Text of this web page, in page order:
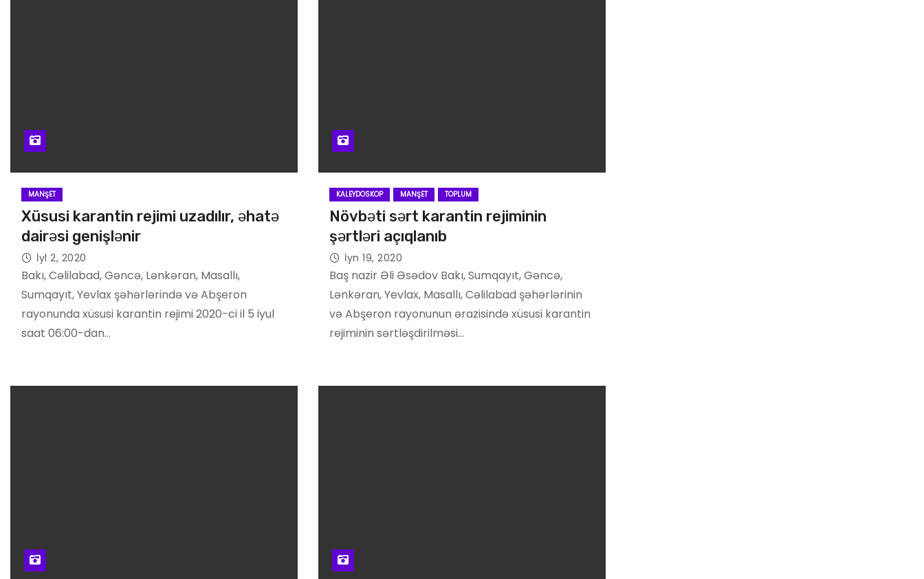
MANŞET
Xüsusi karantin rejimi uzadılır, əhatə
dairəsi genişlənir
İyl 2, 2020
Bakı, Cəlilabad, Gəncə, Lənkəran, Masallı,
Sumqayıt, Yevlax şəhərlərində və Abşeron
rayonunda xüsusi karantin rejimi 2020-ci il 5 iyul
saat 06:00-dan…
KALEYDOSKOP MANŞET TOPLUM
Növbəti sərt karantin rejiminin
şərtləri açıqlanıb
İyn 19, 2020
Baş nazir Əli Əsədov Bakı, Sumqayıt, Gəncə,
Lənkəran, Yevlax, Masallı, Cəlilabad şəhərlərinin
və Abşeron rayonunun ərazisində xüsusi karantin
rejiminin sərtləşdirilməsi…